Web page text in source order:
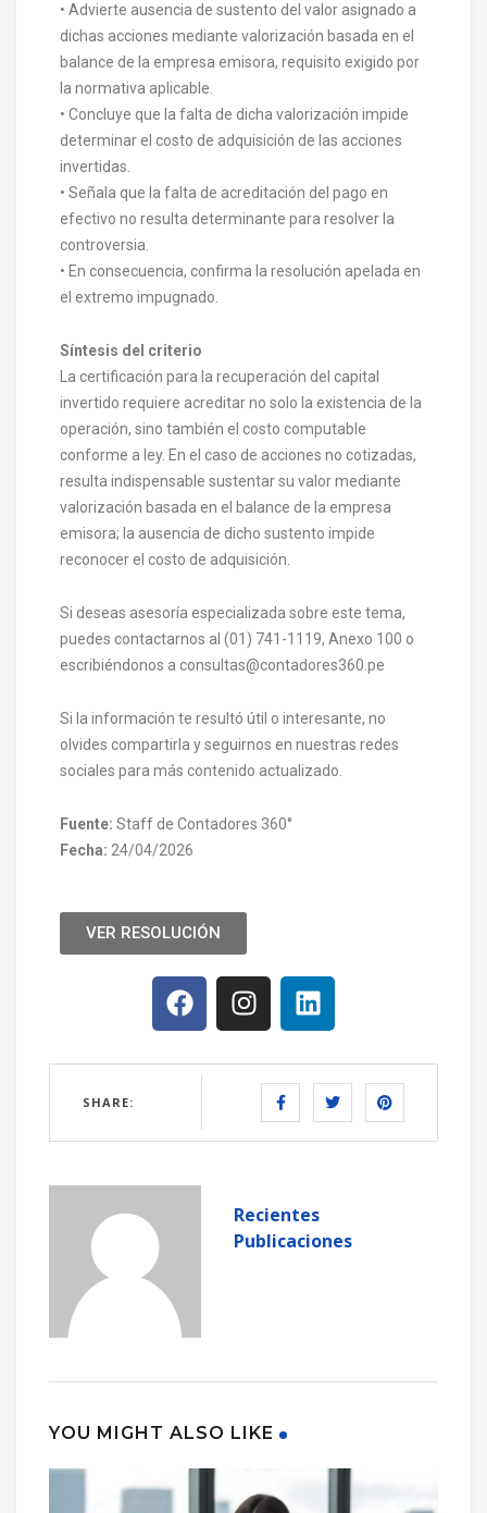
• Advierte ausencia de sustento del valor asignado a
dichas acciones mediante valorización basada en el
balance de la empresa emisora, requisito exigido por
la normativa aplicable.
• Concluye que la falta de dicha valorización impide
determinar el costo de adquisición de las acciones
invertidas.
• Señala que la falta de acreditación del pago en
efectivo no resulta determinante para resolver la
controversia.
• En consecuencia, confirma la resolución apelada en
el extremo impugnado.
Síntesis del criterio
La certificación para la recuperación del capital
invertido requiere acreditar no solo la existencia de la
operación, sino también el costo computable
conforme a ley. En el caso de acciones no cotizadas,
resulta indispensable sustentar su valor mediante
valorización basada en el balance de la empresa
emisora; la ausencia de dicho sustento impide
reconocer el costo de adquisición.
Si deseas asesoría especializada sobre este tema,
puedes contactarnos al (01) 741-1119, Anexo 100 o
escribiéndonos a consultas@contadores360.pe
Si la información te resultó útil o interesante, no
olvides compartirla y seguirnos en nuestras redes
sociales para más contenido actualizado.
Fuente: Staff de Contadores 360°
Fecha: 24/04/2026
VER RESOLUCIÓN
SHARE:
Recientes
Publicaciones
YOU MIGHT ALSO LIKE